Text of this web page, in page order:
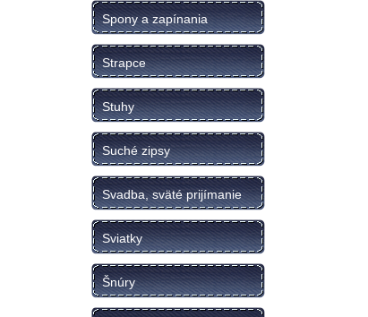
Spony a zapínania
Strapce
Stuhy
Suché zipsy
Svadba, sväté prijímanie
Sviatky
Šnúry